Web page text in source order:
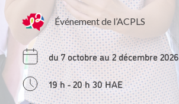
Événement de l’ACPLS
du 7 octobre au 2 décembre 2026
19 h - 20 h 30 HAE